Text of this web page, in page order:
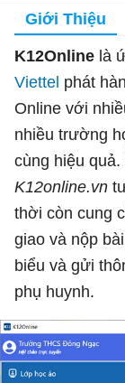
Giới Thiệu
K12Online là
Viettel phát
Online với
nhiều trường
cùng hiệu
K12online.vn
thời còn cung
giao và nộp
biểu và gửi
phụ huynh.